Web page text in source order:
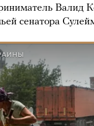
Валид
сенатора